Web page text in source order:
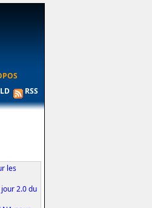
RSS
les
2.0 du